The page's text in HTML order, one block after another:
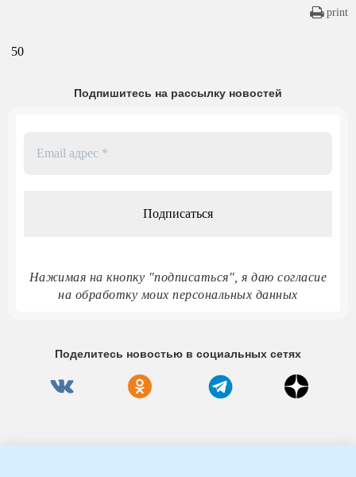
print
50
Подпишитесь на рассылку новостей
Нажимая на кнопку "подписаться", я даю согласие
на обработку моих персональных данных
Поделитесь новостью в социальных сетях